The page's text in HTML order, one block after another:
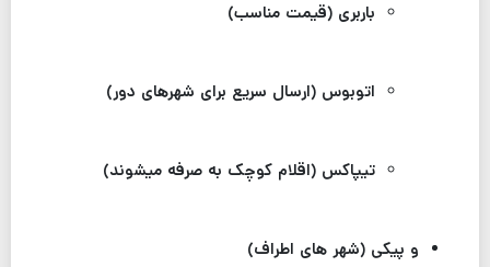
باربری (قیمت مناسب)
اتوبوس (ارسال سریع برای شهرهای دور)
تیپاکس (اقلام کوچک به صرفه میشوند)
و پیکی (شهر های اطراف)